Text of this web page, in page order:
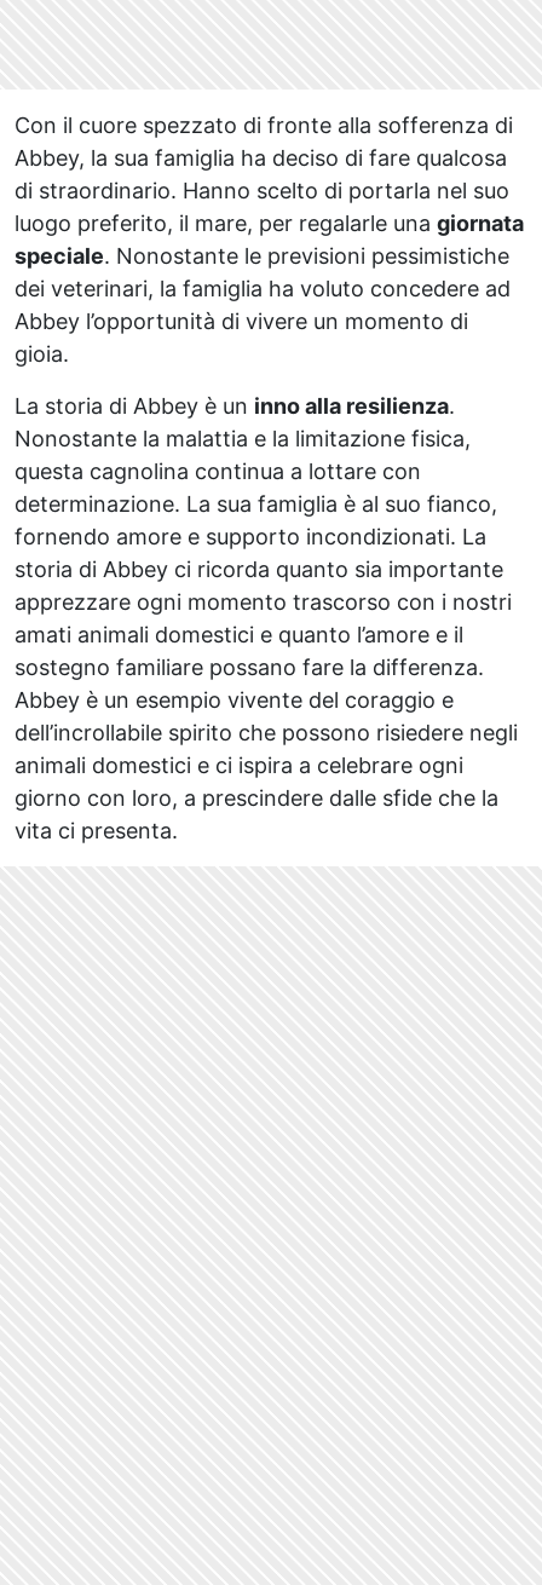
Con il cuore spezzato di fronte alla sofferenza di
Abbey, la sua famiglia ha deciso di fare qualcosa
di straordinario. Hanno scelto di portarla nel suo
luogo preferito, il mare, per regalarle una giornata
speciale. Nonostante le previsioni pessimistiche
dei veterinari, la famiglia ha voluto concedere ad
Abbey l’opportunità di vivere un momento di
gioia.
La storia di Abbey è un inno alla resilienza.
Nonostante la malattia e la limitazione fisica,
questa cagnolina continua a lottare con
determinazione. La sua famiglia è al suo fianco,
fornendo amore e supporto incondizionati. La
storia di Abbey ci ricorda quanto sia importante
apprezzare ogni momento trascorso con i nostri
amati animali domestici e quanto l’amore e il
sostegno familiare possano fare la differenza.
Abbey è un esempio vivente del coraggio e
dell’incrollabile spirito che possono risiedere negli
animali domestici e ci ispira a celebrare ogni
giorno con loro, a prescindere dalle sfide che la
vita ci presenta.